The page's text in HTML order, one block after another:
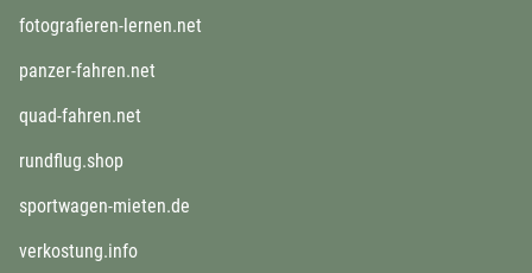
fotografieren-lernen.net
panzer-fahren.net
quad-fahren.net
rundflug.shop
sportwagen-mieten.de
verkostung.info